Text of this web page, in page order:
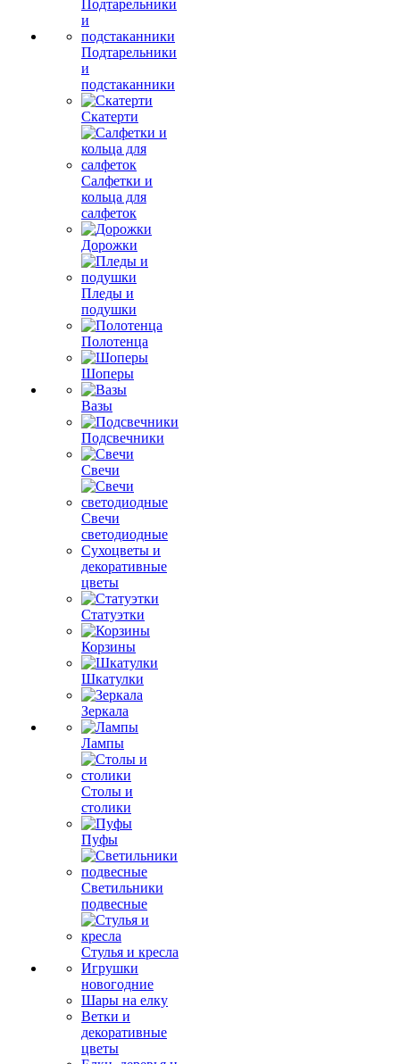
Подтарельники
и
подстаканники
Скатерти
Салфетки и
кольца для
салфеток
Дорожки
Пледы и
подушки
Полотенца
Шоперы
Вазы
Подсвечники
Свечи
Свечи
светодиодные
Сухоцветы и
декоративные
цветы
Статуэтки
Корзины
Шкатулки
Зеркала
Лампы
Столы и
столики
Пуфы
Светильники
подвесные
Стулья и кресла
Игрушки
новогодние
Шары на елку
Ветки и
декоративные
цветы